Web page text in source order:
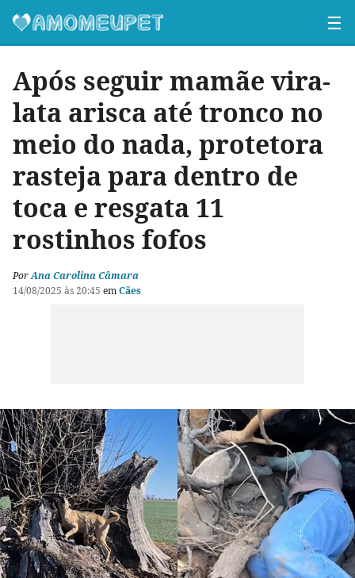
☰
Após seguir mamãe vira-
lata arisca até tronco no
meio do nada, protetora
rasteja para dentro de
toca e resgata 11
rostinhos fofos
PorAna Carolina Câmara
14/08/2025 às 20:45 emCães